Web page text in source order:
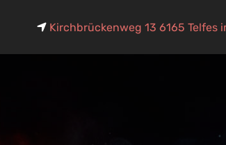
 Kirchbrückenweg 13 6165 Telfes